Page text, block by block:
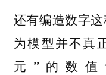
还有编造数字
为模型并不真
元”的数值